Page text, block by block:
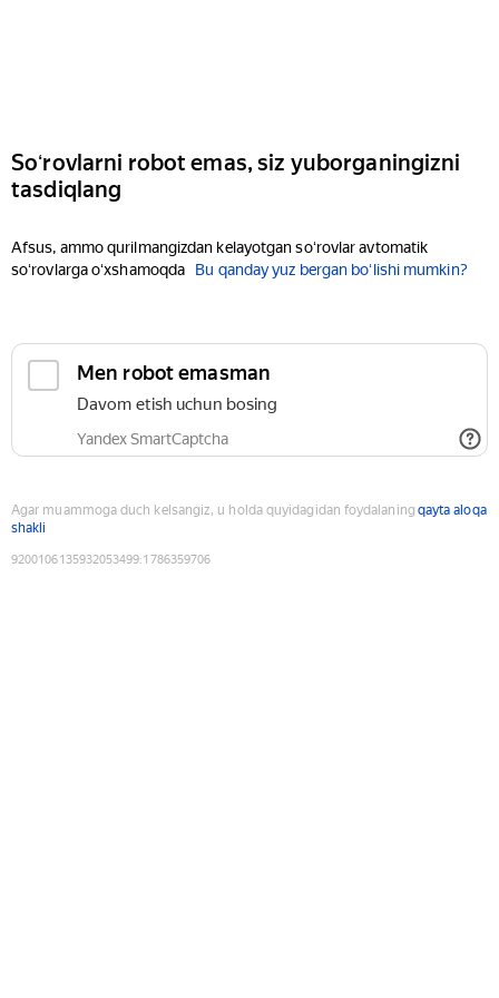
Soʻrovlarni robot emas, siz yuborganingizni
tasdiqlang
Afsus, ammo qurilmangizdan kelayotgan soʻrovlar avtomatik
soʻrovlarga oʻxshamoqda
Bu qanday yuz bergan boʻlishi mumkin?
Men robot emasman
Davom etish uchun bosing
Yandex SmartCaptcha
Agar muammoga duch kelsangiz, u holda quyidagidan foydalaning qayta aloqa
shakli
9200106135932053499:1786359706